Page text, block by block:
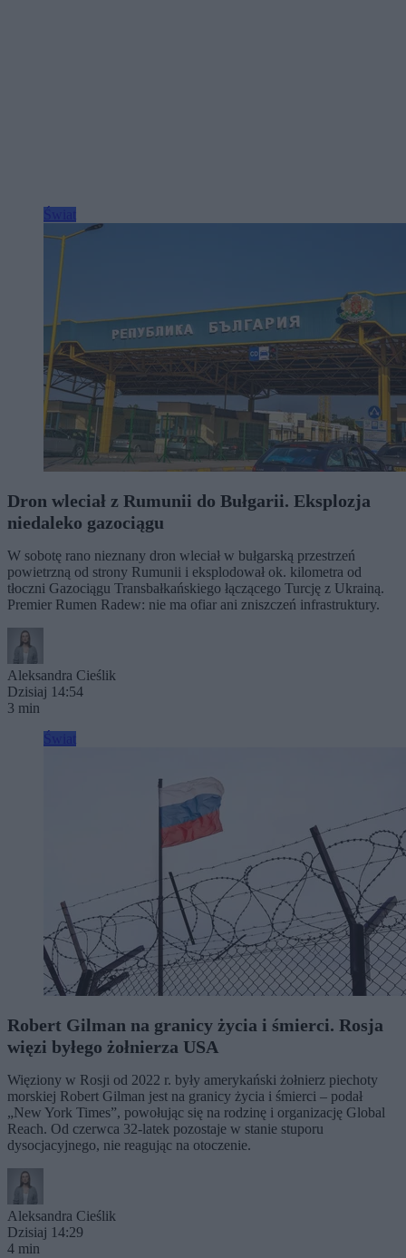
Dron wleciał z Rumunii do Bułgarii. Eksplozja
niedaleko gazociągu
W sobotę rano nieznany dron wleciał w bułgarską przestrzeń
powietrzną od strony Rumunii i eksplodował ok. kilometra od
tłoczni Gazociągu Transbałkańskiego łączącego Turcję z Ukrainą.
Premier Rumen Radew: nie ma ofiar ani zniszczeń infrastruktury.
Aleksandra Cieślik
Dzisiaj 14:54
3 min
Robert Gilman na granicy życia i śmierci. Rosja
więzi byłego żołnierza USA
Więziony w Rosji od 2022 r. były amerykański żołnierz piechoty
morskiej Robert Gilman jest na granicy życia i śmierci – podał
„New York Times”, powołując się na rodzinę i organizację Global
Reach. Od czerwca 32-latek pozostaje w stanie stuporu
dysocjacyjnego, nie reagując na otoczenie.
Aleksandra Cieślik
Dzisiaj 14:29
4 min